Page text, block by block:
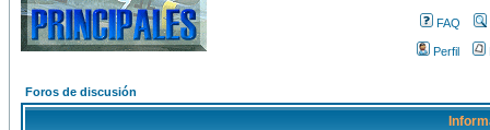
FAQ
Perfil
Foros de discusión